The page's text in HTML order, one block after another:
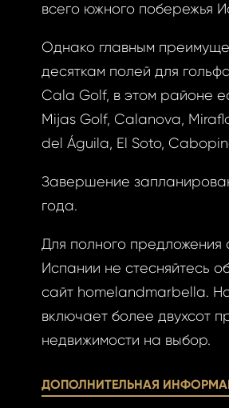
всего южного побережья
Однако главным
десяткам полей для
Cala Golf, в этом районе
Mijas Golf, Calanova,
del Águila, El Soto,
Завершение
года.
Для полного предложения
Испании не стесняйтесь
сайт homelandmarbella.
включает более двухсот
недвижимости на выбор.
ДОПОЛНИТЕЛЬНАЯ
записи